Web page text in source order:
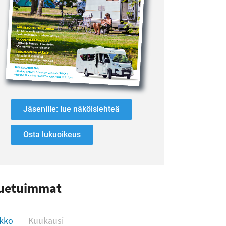
Jäsenille: lue näköislehteä
Osta lukuoikeus
Kuukausi